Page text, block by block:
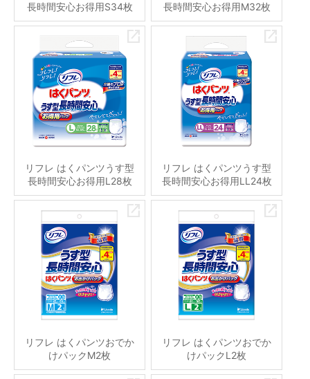
長時間安心お得用S34枚
長時間安心お得用M32枚
リフレ はくパンツうす型
長時間安心お得用L28枚
リフレ はくパンツうす型
長時間安心お得用LL24枚
リフレ はくパンツおでか
けパックM2枚
リフレ はくパンツおでか
けパックL2枚